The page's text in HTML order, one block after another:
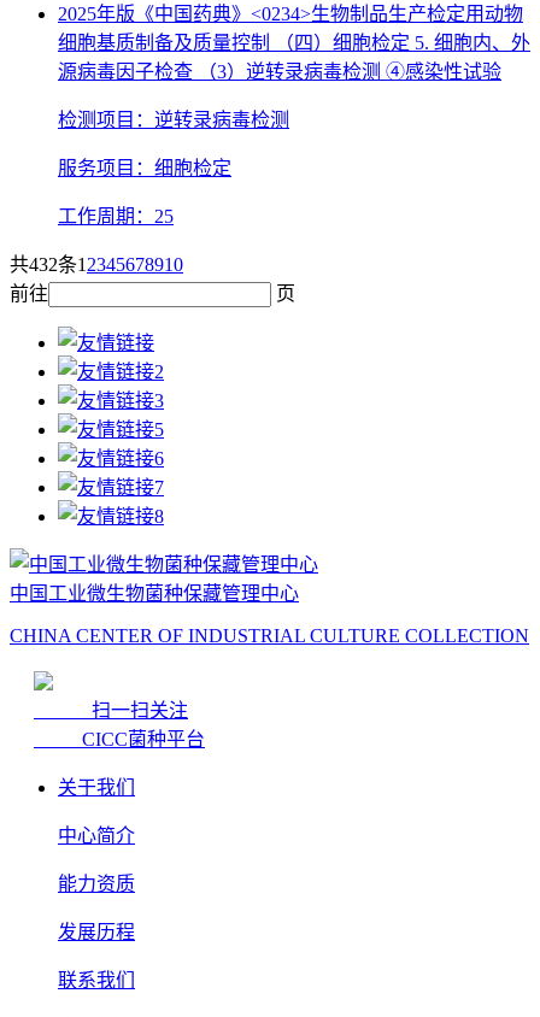
2025年版《中国药典》<0234>生物制品生产检定用动物
细胞基质制备及质量控制 （四）细胞检定 5. 细胞内、外
源病毒因子检查 （3）逆转录病毒检测 ④感染性试验
检测项目：逆转录病毒检测
服务项目：细胞检定
工作周期：25
共432条1 2345678910
前往
页
中国工业微生物菌种保藏管理中心
CHINA CENTER OF INDUSTRIAL CULTURE COLLECTION
扫一扫关注
CICC菌种平台
关于我们
中心简介
能力资质
发展历程
联系我们